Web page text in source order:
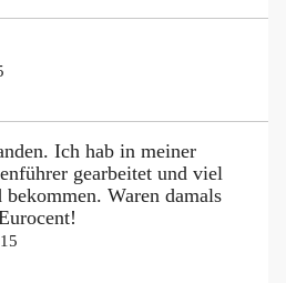
Ich hab in meiner
gearbeitet und viel
Waren damals